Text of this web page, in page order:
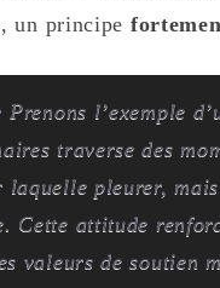
un principe
Prenons l’exemple
traverse des
laquelle pleurer,
Cette attitude
valeurs de soutien